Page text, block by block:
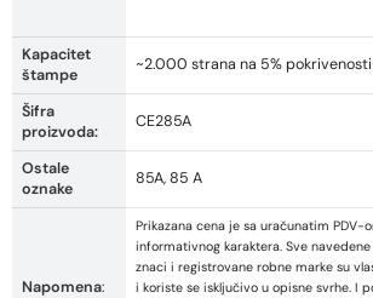
Kapacitet
štampe
~2.000 strana na 5% pokrivenosti
Šifra
proizvoda:
CE285A
Ostale
oznake
85A, 85 A
Napomena:
Prikazana cena je sa uračunatim PDV-
informativnog karaktera. Sve navedene
znaci i registrovane robne marke su
i koriste se isključivo u opisne svrhe. I